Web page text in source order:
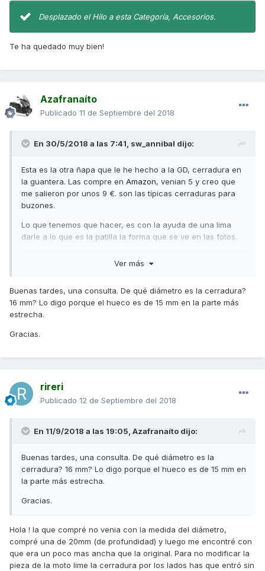
Desplazado el Hilo a esta Categoría, Accesorios.
Te ha quedado muy bien!
Azafranaíto
Publicado 11 de Septiembre del 2018
En 30/5/2018 a las 7:41, sw_annibal dijo:
Esta es la otra ñapa que le he hecho a la GD, cerradura en
la guantera. Las compre en Amazon, venian 5 y creo que
me salieron por unos 9 €. son las típicas cerraduras para
buzones.
Lo que tenemos que hacer, es con la ayuda de una lima
darle a lo que es la patilla la forma que se ve en las fotos.
Ver más
Buenas tardes, una consulta. De qué diámetro es la cerradura?
16 mm? Lo digo porque el hueco es de 15 mm en la parte más
estrecha.
Gracias.
rireri
Publicado 12 de Septiembre del 2018
En 11/9/2018 a las 19:05, Azafranaíto dijo:
Buenas tardes, una consulta. De qué diámetro es la
cerradura? 16 mm? Lo digo porque el hueco es de 15 mm en
la parte más estrecha.
Gracias.
Hola ! la que compré no venia con la medida del diámetro,
compré una de 20mm (de profundidad) y luego me encontré con
que era un poco mas ancha que la original. Para no modificar la
pieza de la moto lime la cerradura por los lados has que entró sin